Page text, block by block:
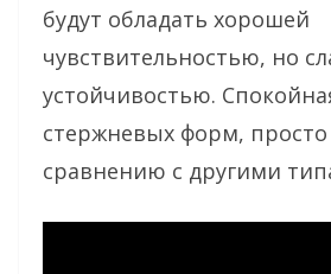
будут обладать хорошей
чувствительностью, но
устойчивостью.
стержневых форм,
сравнению с другими